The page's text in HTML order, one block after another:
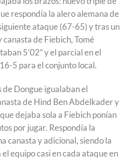
respondía la alero alemana de
ataque (67-65) y tras un
de Fiebich, Tomé
5’02” y el parcial en el
5 para el conjunto local.
de Dongue igualaban el
de Hind Ben Abdelkader y
dejaba sola a Fiebich ponían
por jugar. Respondía la
canasta y adicional, siendo la
equipo casi en cada ataque en